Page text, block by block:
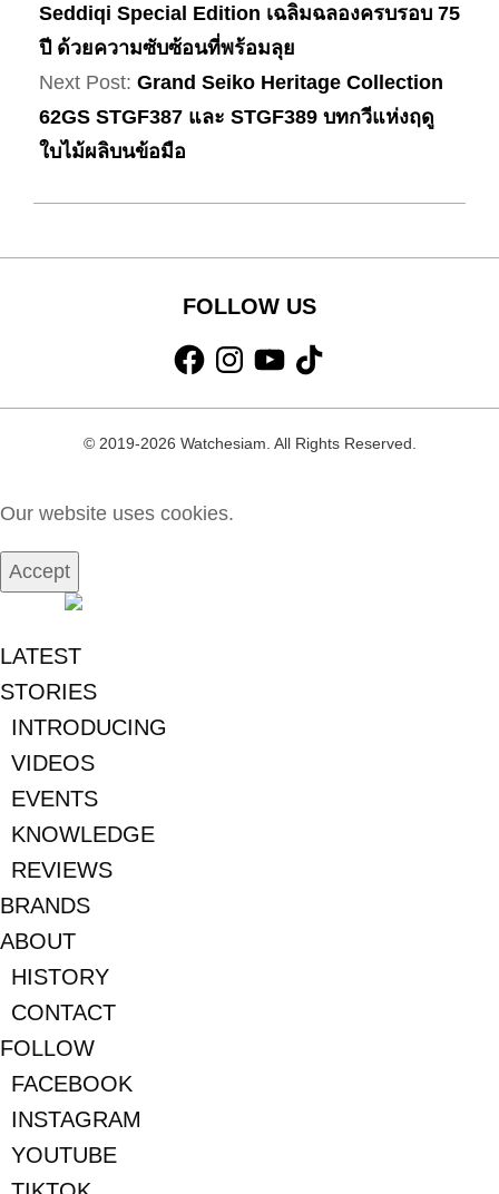
26
Seddiqi Special Edition เฉลิมฉลองครบรอบ 75
ปี ด้วยความซับซ้อนที่พร้อมลุย
Next Post: Grand Seiko Heritage Collection
62GS STGF387 และ STGF389 บทกวีแห่งฤดู
ใบไม้ผลิบนข้อมือ
FOLLOW US
FacebookInstagramYouTube
TikTok
© 2019-2026 Watchesiam. All Rights Reserved.
Our website uses cookies.
Accept
LATEST
STORIES
INTRODUCING
VIDEOS
EVENTS
KNOWLEDGE
REVIEWS
BRANDS
ABOUT
HISTORY
CONTACT
FOLLOW
FACEBOOK
INSTAGRAM
YOUTUBE